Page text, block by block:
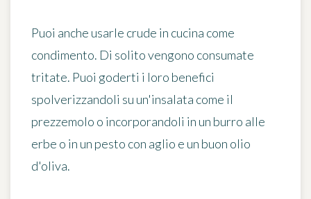
Puoi anche usarle crude in cucina come
condimento. Di solito vengono consumate
tritate. Puoi goderti i loro benefici
spolverizzandoli su un'insalata come il
prezzemolo o incorporandoli in un burro alle
erbe o in un pesto con aglio e un buon olio
d'oliva.